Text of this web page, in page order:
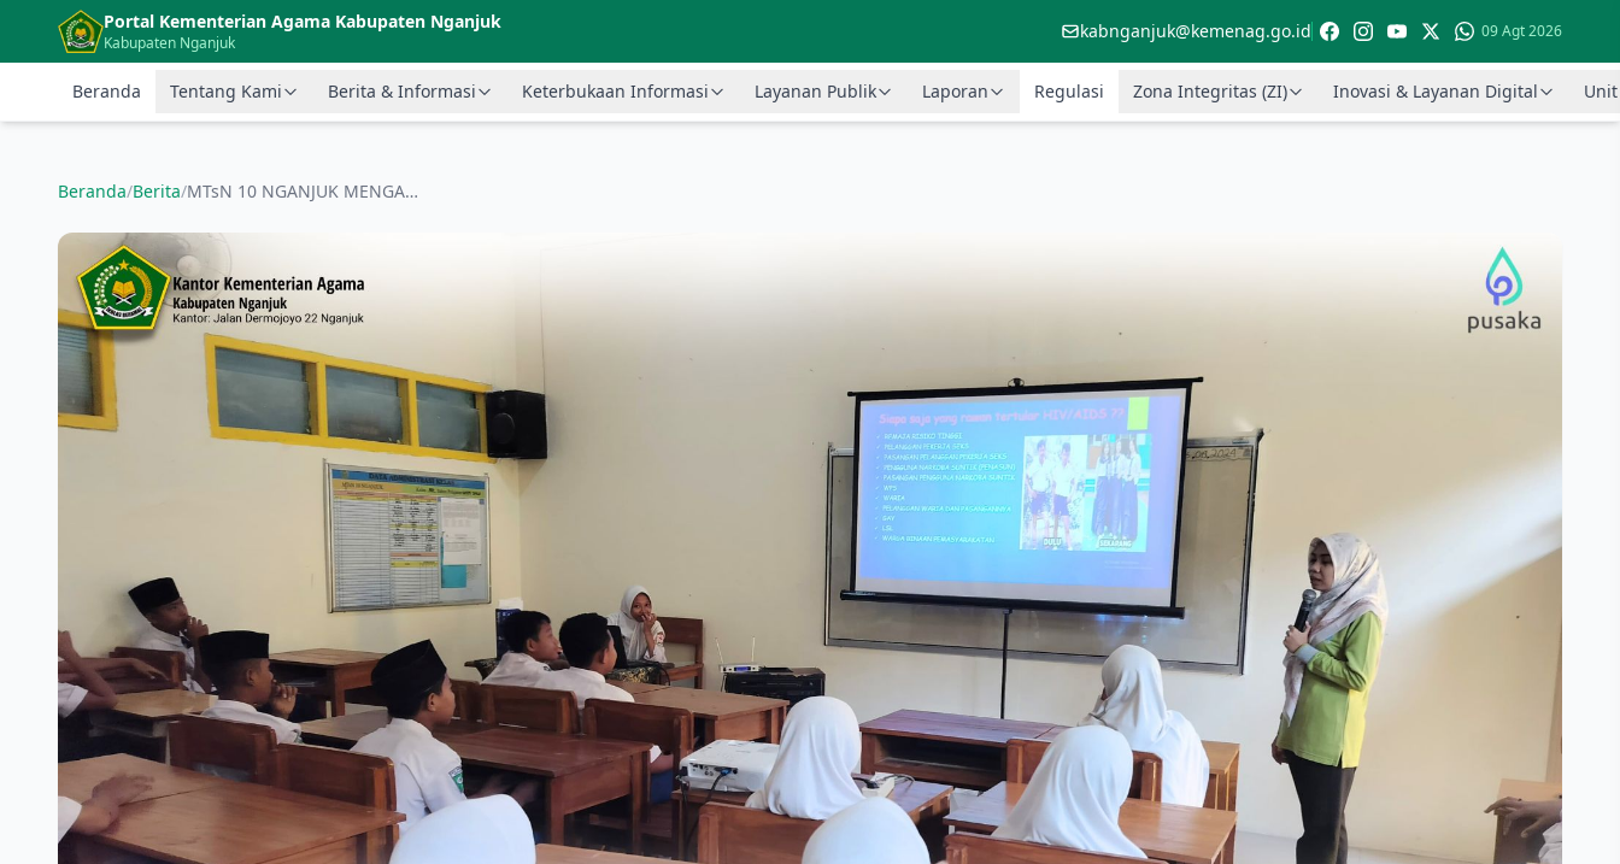
Langsung ke konten utama
Portal Kementerian Agama Kabupaten Nganjuk
Kabupaten Nganjuk
kabnganjuk@kemenag.go.id 09 Agt 2026
Beranda Tentang Kami Berita & Informasi Keterbukaan Informasi Layanan Publik Laporan Regulasi Zona Integritas (ZI) Inovasi & Layanan Digital
Beranda/Berita/ MTsN 10 NGANJUK MENGADAKAN PEMERIKSAAN KESEHATAN BERKALA